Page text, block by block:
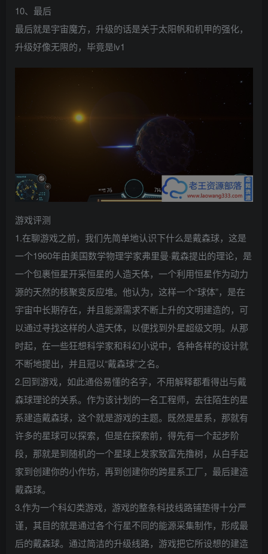
10、最后
最后就是宇宙魔方，升级的话是关于太阳帆和机甲的强化，
升级好像无限的，毕竟是lv1
游戏评测
1.在聊游戏之前，我们先简单地认识下什么是戴森球，这是
一个1960年由美国数学物理学家弗里曼·戴森提出的理论，是
一个包裹恒星开采恒星的人造天体，一个利用恒星作为动力
源的天然的核聚变反应堆。他认为，这样一个“球体”，是在
宇宙中长期存在，并且能源需求不断上升的文明建造的，可
以通过寻找这样的人造天体，以便找到外星超级文明。从那
时起，在一些狂想科学家和科幻小说中，各种各样的设计就
不断地提出，并且冠以“戴森球”之名。
2.回到游戏，如此通俗易懂的名字，不用解释都看得出与戴
森球理论的关系。作为该计划的一名工程师，去往陌生的星
系建造戴森球，这个就是游戏的主题。既然是星系，那就有
许多的星球可以探索，但是在探索前，得先有一个起步阶
段，那就是到随机的一个星球上发家致富先撸树，从白手起
家到创建你的小作坊，再到创建你的跨星系工厂，最后建造
戴森球。
3.作为一个科幻类游戏，游戏的整条科技线路铺垫得十分严
谨，其目的就是通过各个行星不同的能源采集制作，形成最
后的戴森球。通过简洁的升级线路，游戏把它所设想的建造